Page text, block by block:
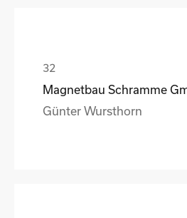
Magnetbau Schramme
Günter Wursthorn